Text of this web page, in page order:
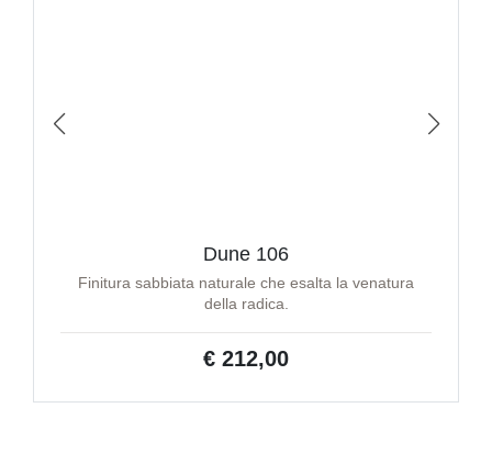
Dune 106
Finitura sabbiata naturale che esalta la venatura
della radica.
€ 212,00